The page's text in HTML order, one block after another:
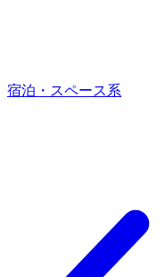
宿泊・スペース系